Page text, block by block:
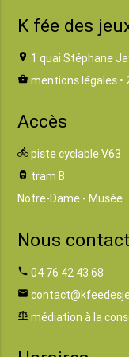
K fée des
location_on 1 quai Stéphane
business_center mentions légales •
Accès
directions_bike piste cyclable V63
tram tram B
Notre-Dame - Musée
Nous
phone 04 76 42 43 68
email
balance médiation à la